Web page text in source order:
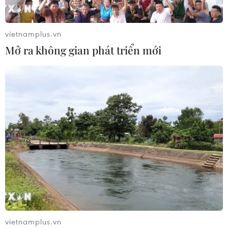
tiêu 3 điểm, cảnh báo Indonesia
trước giờ G
03/08/2026 07:39
03/08/2026 07:21
Xem thêm
CƠ QUAN CHỦ QUẢN: THÔNG TẤN XÃ VIỆT NAM
vietnamplus.vn
Mở ra không gian phát triển mới
vietnamplus.vn